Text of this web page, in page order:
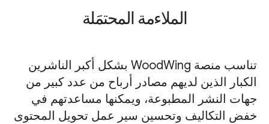
الملاءمة المحتمَلة
تناسب منصة WoodWing بشكل أكبر الناشرين
الكبار الذين لديهم مصادر أرباح من عدد كبير من
جهات النشر المطبوعة، ويمكنها مساعدتهم في
خفض التكاليف وتحسين سير عمل تحويل المحتوى